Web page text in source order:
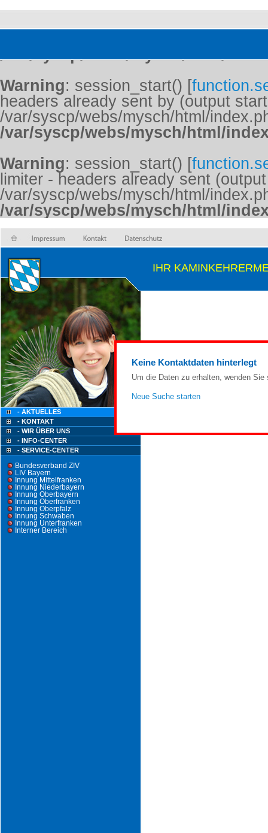
Warning: session_start() [
/var/syscp/webs/mysch/html/
Warning: session_start() [
headers already sent by (output
/var/syscp/webs/mysch/html/
/var/syscp/webs/mysch/html/
Warning: session_start() [
limiter - headers already sent
/var/syscp/webs/mysch/html/
/var/syscp/webs/mysch/html/
- AKTUELLES
- KONTAKT
- WIR ÜBER UNS
- INFO-CENTER
- SERVICE-CENTER
Bundesverband ZIV
LIV Bayern
Innung Mittelfranken
Innung Niederbayern
Innung Oberbayern
Innung Oberfranken
Innung Oberpfalz
Innung Schwaben
Innung Unterfranken
Interner Bereich
IHR
Keine Kontaktdaten hinterlegt
Um die Daten zu erhalten, wenden
Neue Suche starten